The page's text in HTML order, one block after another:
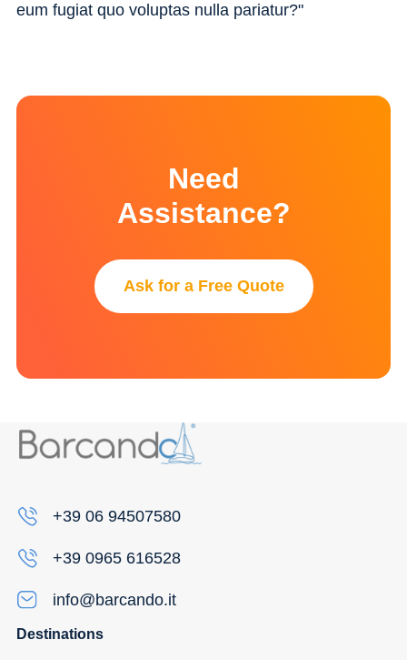
eum fugiat quo voluptas nulla pariatur?"
Need
Assistance?
Ask for a Free Quote
+39 06 94507580
+39 0965 616528
info@barcando.it
Destinations